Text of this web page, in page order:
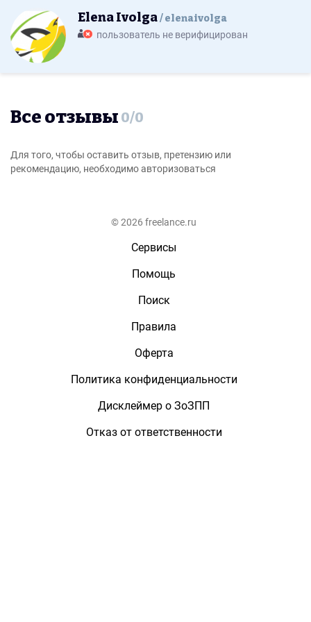
Elena Ivolga elenaivolga
пользователь не верифицирован
Все отзывы 0/0
Для того, чтобы оставить отзыв, претензию или
рекомендацию, необходимо авторизоваться
© 2026 freelance.ru
Сервисы
Помощь
Поиск
Правила
Оферта
Политика конфиденциальности
Дисклеймер о ЗоЗПП
Отказ от ответственности